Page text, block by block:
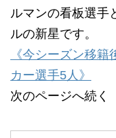
ルマンの看板選手
ルの新星です。
《今シーズン移
カー選手5人》
次のページへ続く